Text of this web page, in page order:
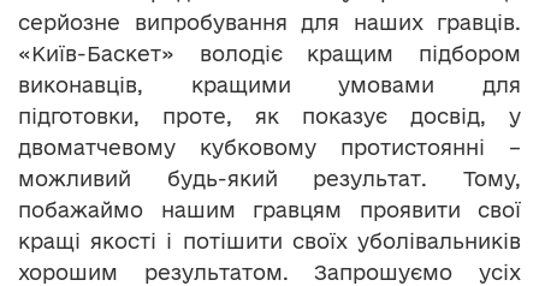
серйозне випробування для наших гравців.
«Київ-Баскет» володіє кращим підбором
виконавців, кращими умовами для
підготовки, проте, як показує досвід, у
двоматчевому кубковому протистоянні –
можливий будь-який результат. Тому,
побажаймо нашим гравцям проявити свої
кращі якості і потішити своїх уболівальників
хорошим результатом. Запрошуємо усіх